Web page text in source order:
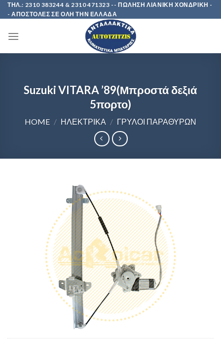
Skip
to
ΤΗΛ.: 2310 383244 & 2310 471323 -- ΠΩΛΗΣΗ ΛΙΑΝΙΚΗ ΧΟΝΔΡΙΚΗ -
- ΑΠΟΣΤΟΛΕΣ ΣΕ ΟΛΗ ΤΗΝ ΕΛΛΑΔΑ
Suzuki VITARA ’89(Μπροστά δεξιά
5πορτο)
HOME / ΗΛΕΚΤΡΙΚΑ / ΓΡΥΛΟΙ ΠΑΡΑΘΥΡΩΝ